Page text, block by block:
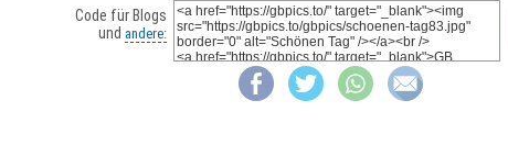
Code für Blogs
und andere: